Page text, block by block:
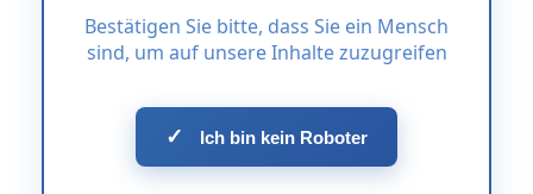
Bestätigen Sie bitte, dass Sie ein Mensch
sind, um auf unsere Inhalte zuzugreifen
✓ Ich bin kein Roboter